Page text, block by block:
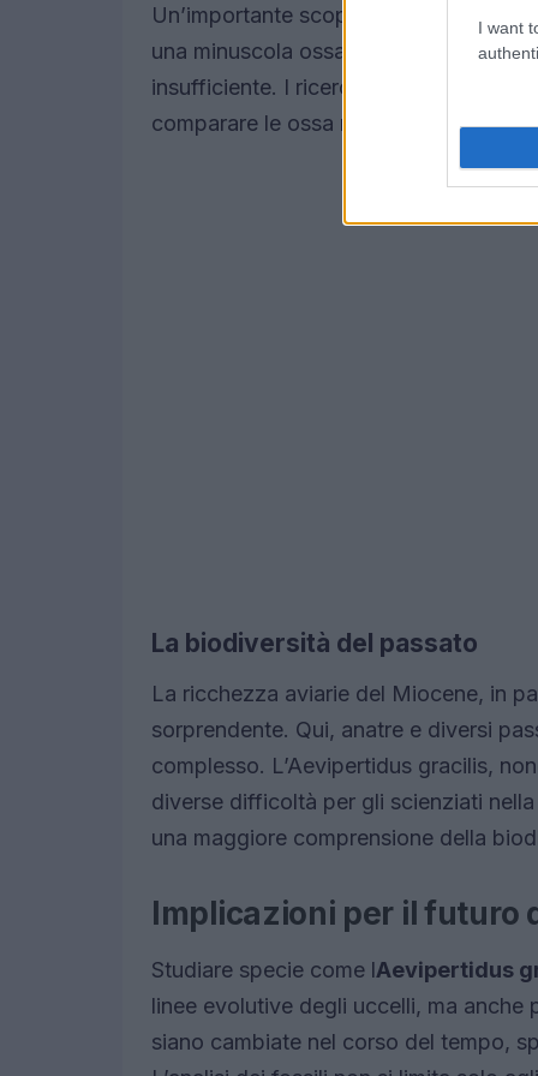
I want
Un’importante scoperta è avvenuta
una minuscola ossa di un piede.
insufficiente. I ricercatori hanno quindi
comparare le ossa ritrovate con
La biodiversità del passato
La ricchezza aviarie del Miocene, in
sorprendente. Qui, anatre e diversi
complesso. L’Aevipertidus gracilis,
diverse difficoltà per gli scienziati
una maggiore comprensione della
Implicazioni per il futuro
Studiare specie come lAevipertidus
linee evolutive degli uccelli, ma
siano cambiate nel corso del tempo,